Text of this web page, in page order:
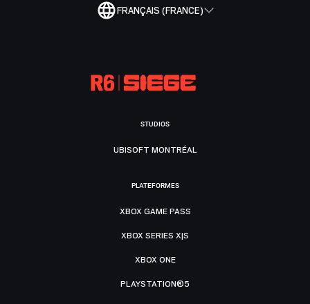
FRANÇAIS (FRANCE)
STUDIOS
UBISOFT MONTRÉAL
PLATEFORMES
XBOX GAME PASS
XBOX SERIES X|S
XBOX ONE
PLAYSTATION®5